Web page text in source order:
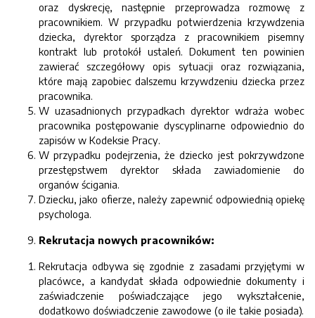
oraz dyskrecję, następnie przeprowadza rozmowę z
pracownikiem. W przypadku potwierdzenia krzywdzenia
dziecka, dyrektor sporządza z pracownikiem pisemny
kontrakt lub protokół ustaleń. Dokument ten powinien
zawierać szczegółowy opis sytuacji oraz rozwiązania,
które mają zapobiec dalszemu krzywdzeniu dziecka przez
pracownika.
W uzasadnionych przypadkach dyrektor wdraża wobec
pracownika postępowanie dyscyplinarne odpowiednio do
zapisów w Kodeksie Pracy.
W przypadku podejrzenia, że dziecko jest pokrzywdzone
przestępstwem dyrektor składa zawiadomienie do
organów ścigania.
Dziecku, jako ofierze, należy zapewnić odpowiednią opiekę
psychologa.
Rekrutacja nowych pracowników:
Rekrutacja odbywa się zgodnie z zasadami przyjętymi w
placówce, a kandydat składa odpowiednie dokumenty i
zaświadczenie poświadczające jego wykształcenie,
dodatkowo doświadczenie zawodowe (o ile takie posiada).